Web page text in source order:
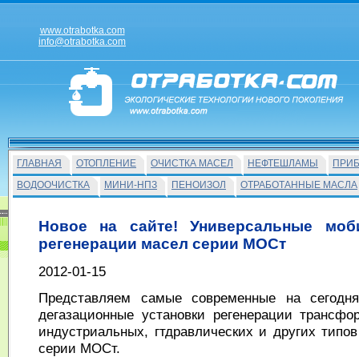
www.otrabotka.com
info@otrabotka.com
ГЛАВНАЯ ОТОПЛЕНИЕ ОЧИСТКА МАСЕЛ НЕФТЕШЛАМЫ
ВОДООЧИСТКА
МИНИ-НПЗ ПЕНОИЗОЛ ОТРАБОТАННЫЕ МАСЛА
Новое на сайте! Универсальные
регенерации масел серии МОСт
2012-01-15
Представляем самые современные на
дегазационные установки регенерации
индустриальных, гтдравлических и других
серии МОСт.